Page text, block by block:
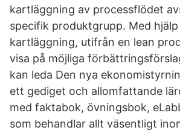
kartläggning av processflödet
specifik produktgrupp. Med
kartläggning, utifrån en lean
visa på möjliga
kan leda Den nya
ett gediget och allomfattande
med faktabok, övningsbok,
som behandlar allt väsentligt